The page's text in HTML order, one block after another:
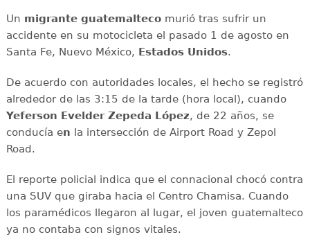
Un migrante guatemaltecomurió tras sufrir un
accidente en su motocicleta el pasado 1 de agosto en
Santa Fe, Nuevo México, Estados Unidos.
De acuerdo con autoridades locales, el hecho se registró
alrededor de las 3:15 de la tarde (hora local), cuando
Yeferson Evelder Zepeda López, de 22 años, se
conducía en la intersección de Airport Road y Zepol
Road.
El reporte policial indica que el connacional chocó contra
una SUV que giraba hacia el Centro Chamisa. Cuando
los paramédicos llegaron al lugar, el joven guatemalteco
ya no contaba con signos vitales.